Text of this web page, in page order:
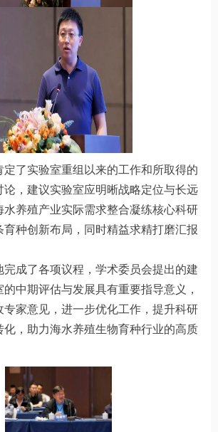
定了实验室重组以来的工作和所取得的
论，建议实验室应明晰战略定位与长远
水养殖产业实际需求整合凝练核心科研
育种创新布局，同时精益求精打磨汇报
完成了各项议程，学术委员会提出的建
中期评估与发展具有重要指导意义，
专家意见，进一步优化工作，提升科研
化，助力海水养殖生物育种行业的高质